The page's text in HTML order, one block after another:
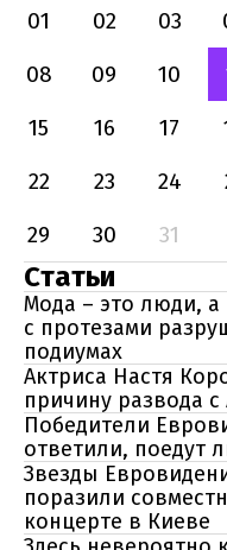
01 02 03
08
09 10
15
16 17
22
23 24
29
30 31
Статьи
Мода – это люди, а
с протезами
подиумах
Актриса Настя
причину развода
Победители
ответили, поедут
Звезды
поразили
концерте в Киеве